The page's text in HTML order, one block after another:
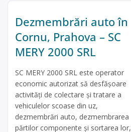
Dezmembrări auto în
Cornu, Prahova – SC
MERY 2000 SRL
SC MERY 2000 SRL este operator
economic autorizat să desfăşoare
activităţi de colectare şi tratare a
vehiculelor scoase din uz,
dezmembrări auto, dezmembrarea
părtilor componente și sortarea lor,